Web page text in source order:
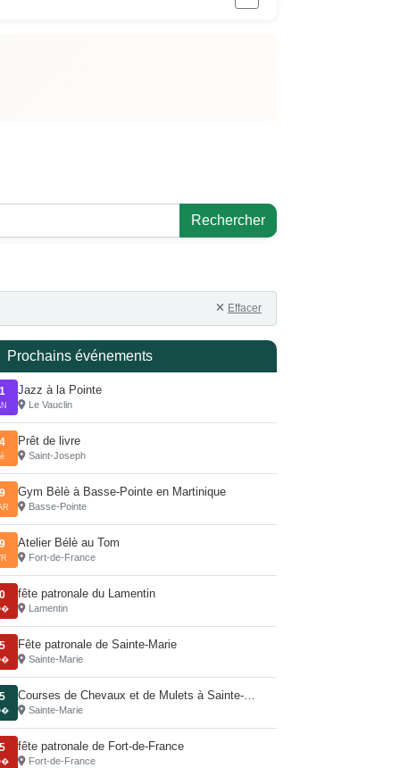
Rechercher
Effacer
Prochains événements
Jazz à la Pointe
Le Vauclin
Prêt de livre
Saint-Joseph
Gym Bèlè à Basse-Pointe en Martinique
Basse-Pointe
Atelier Bélè au Tom
Fort-de-France
fête patronale du Lamentin
Lamentin
Fête patronale de Sainte-Marie
Sainte-Marie
Courses de Chevaux et de Mulets à Sainte-…
Sainte-Marie
fête patronale de Fort-de-France
Fort-de-France